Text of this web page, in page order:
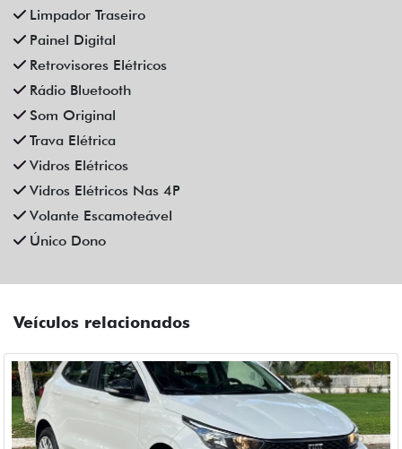
Limpador Traseiro
Painel Digital
Retrovisores Elétricos
Rádio Bluetooth
Som Original
Trava Elétrica
Vidros Elétricos
Vidros Elétricos Nas 4P
Volante Escamoteável
Único Dono
Veículos relacionados